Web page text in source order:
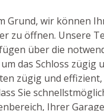
Grund, wir können
zu öffnen. Unsere
über die
das Schloss zügig
zügig und effizient,
Sie
Ihrer